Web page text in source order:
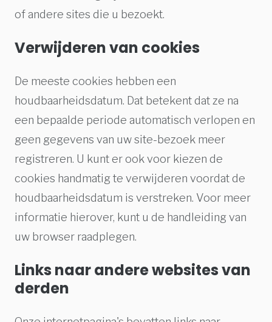
of andere sites die u bezoekt.
Verwijderen van cookies
De meeste cookies hebben een
houdbaarheidsdatum. Dat betekent dat ze na
een bepaalde periode automatisch verlopen en
geen gegevens van uw site-bezoek meer
registreren. U kunt er ook voor kiezen de
cookies handmatig te verwijderen voordat de
houdbaarheidsdatum is verstreken. Voor meer
informatie hierover, kunt u de handleiding van
uw browser raadplegen.
Links naar andere websites van
derden